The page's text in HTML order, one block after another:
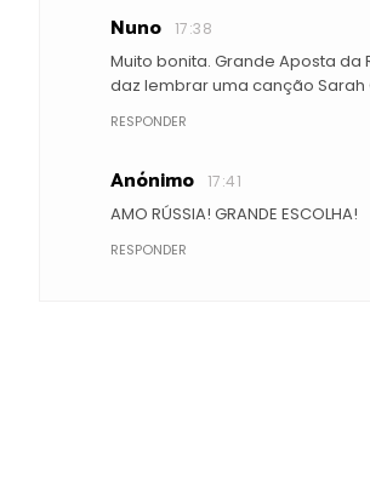
Nuno 17:38
Muito bonita. Grande Aposta da
daz lembrar uma canção Sarah
RESPONDER
Anónimo 17:41
AMO RÚSSIA! GRANDE ESCOLHA!
RESPONDER